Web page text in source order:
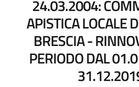
24.03.2004:
APISTICA LOCALE
BRESCIA -
PERIODO DAL